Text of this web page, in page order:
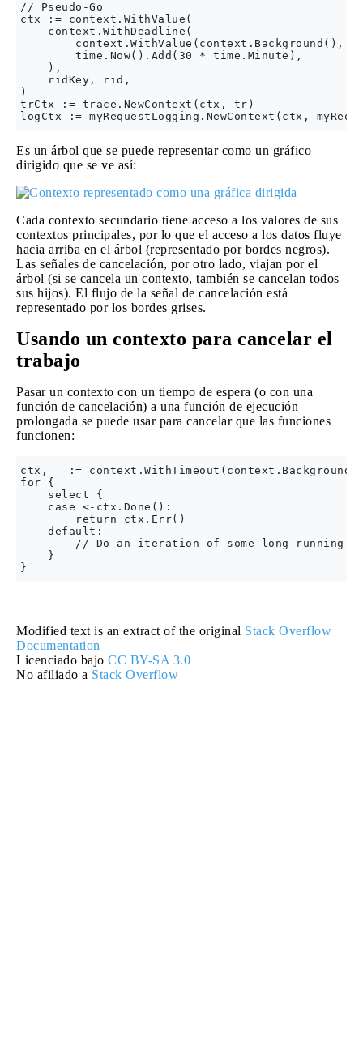
// Pseudo-Go
ctx := context.WithValue(
    context.WithDeadline(
context.WithValue(context.Background(),
        time.Now().Add(30 * time.Minute),
    ),
    ridKey, rid,
)
trCtx := trace.NewContext(ctx, tr)
Es un árbol que se puede representar como un gráfico
dirigido que se ve así:
Cada contexto secundario tiene acceso a los valores de sus
contextos principales, por lo que el acceso a los datos fluye
hacia arriba en el árbol (representado por bordes negros).
Las señales de cancelación, por otro lado, viajan por el
árbol (si se cancela un contexto, también se cancelan todos
sus hijos). El flujo de la señal de cancelación está
representado por los bordes grises.
Usando un contexto para cancelar el
trabajo
Pasar un contexto con un tiempo de espera (o con una
función de cancelación) a una función de ejecución
prolongada se puede usar para cancelar que las funciones
funcionen:
ctx, _ :=
for {
    select {
    case <-ctx.Done():
        return ctx.Err()
    default:
// Do an iteration of some long running
    }
Modified text is an extract of the original Stack Overflow
Documentation
Licenciado bajo CC BY-SA 3.0
No afiliado a Stack Overflow